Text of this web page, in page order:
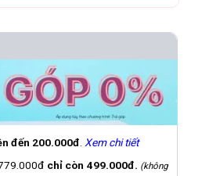
200.000đ.Xem chi tiết
chỉ còn 499.000đ.(không